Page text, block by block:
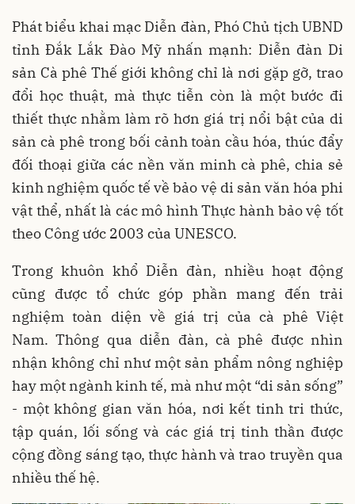
Phát biểu khai mạc Diễn đàn, Phó Chủ tịch UBND
tỉnh Đắk Lắk Đào Mỹ nhấn mạnh: Diễn đàn Di
sản Cà phê Thế giới không chỉ là nơi gặp gỡ, trao
đổi học thuật, mà thực tiễn còn là một bước đi
thiết thực nhằm làm rõ hơn giá trị nổi bật của di
sản cà phê trong bối cảnh toàn cầu hóa, thúc đẩy
đối thoại giữa các nền văn minh cà phê, chia sẻ
kinh nghiệm quốc tế về bảo vệ di sản văn hóa phi
vật thể, nhất là các mô hình Thực hành bảo vệ tốt
theo Công ước 2003 của UNESCO.
Trong khuôn khổ Diễn đàn, nhiều hoạt động
cũng được tổ chức góp phần mang đến trải
nghiệm toàn diện về giá trị của cà phê Việt
Nam. Thông qua diễn đàn, cà phê được nhìn
nhận không chỉ như một sản phẩm nông nghiệp
hay một ngành kinh tế, mà như một “di sản sống”
- một không gian văn hóa, nơi kết tinh tri thức,
tập quán, lối sống và các giá trị tinh thần được
cộng đồng sáng tạo, thực hành và trao truyền qua
nhiều thế hệ.